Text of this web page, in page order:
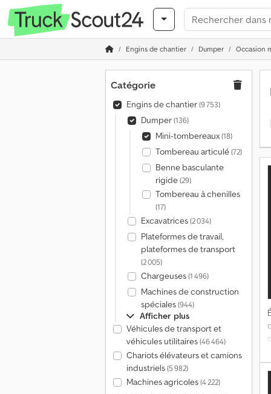
Engins de chantier Dumper Occasion
Catégorie
Engins de chantier(9 753)
Dumper(136)
Mini-tombereaux(18)
Tombereau articulé(72)
Benne basculante
rigide(29)
Tombereau à chenilles
(17)
Excavatrices(2 034)
Plateformes de travail,
plateformes de transport
(2 005)
Chargeuses(1 496)
Machines de construction
spéciales(944)
Afficher plus
Véhicules de transport et
véhicules utilitaires(46 464)
Chariots élévateurs et camions
industriels(5 982)
Machines agricoles(4 222)